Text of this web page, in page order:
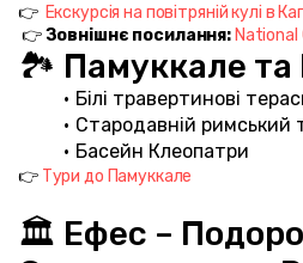
👉 Екскурсія на повітряній кулі в
👉 Зовнішнє посилання: National
🏞️ Памуккале та
Білі травертинові
Стародавній римський
Басейн Клеопатри
👉 Тури до Памуккале
🏛️ Ефес –